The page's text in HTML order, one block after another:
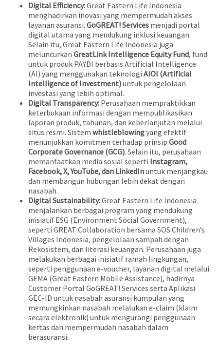
Digital Efficiency:Great Eastern Life Indonesia
menghadirkan inovasi yang mempermudah akses
layanan asuransi. GoGREAT! Servicesmenjadi portal
digital utama yang mendukung inklusi keuangan.
Selain itu, Great Eastern Life Indonesia juga
meluncurkan GreatLink Intelligence Equity Fund, fund
untuk produk PAYDI berbasis Artificial Intelligence
(AI) yang menggunakan teknologi AIOI (Artificial
Intelligence of Investment)untuk pengelolaan
investasi yang lebih optimal.
Digital Transparency:Perusahaan mempraktikkan
keterbukaan informasi dengan mempublikasikan
laporan produk, tahunan, dan keberlanjutan melalui
situs resmi. Sistem whistleblowingyang efektif
menunjukkan komitmen terhadap prinsip Good
Corporate Governance (GCG). Selain itu, perusahaan
memanfaatkan media sosial seperti Instagram,
Facebook, X, YouTube, dan LinkedInuntuk menjangkau
dan membangun hubungan lebih dekat dengan
nasabah.
Digital Sustainability:Great Eastern Life Indonesia
menjalankan berbagai program yang mendukung
inisiatif ESG (Environment Social Government),
seperti GREAT Collaboration bersama SOS Children’s
Villages Indonesia, pengelolaan sampah dengan
Rekosistem, dan literasi keuangan. Perusahaan juga
melakukan berbagai inisiatif ramah lingkungan,
seperti penggunaan e-voucher, layanan digital melalui
GEMA (Great Eastern Mobile Assistance), hadirnya
Customer Portal GoGREAT! Services serta Aplikasi
GEC-ID untuk nasabah asuransi kumpulan yang
memungkinkan nasabah melalukan e-claim (klaim
secara elektronik) untuk mengurangi penggunaan
kertas dan mempermudah nasabah dalam
berasuransi.